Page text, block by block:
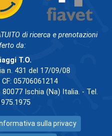
di ricerca e prenotazioni
da:
T.O.
n. 431 del 17/09/08
05706061214
Ischia (Na) Italia. - Tel.
sulla privacy